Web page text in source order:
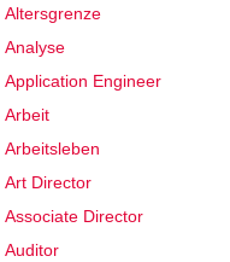
Altersgrenze
Analyse
Application Engineer
Arbeit
Arbeitsleben
Art Director
Associate Director
Auditor